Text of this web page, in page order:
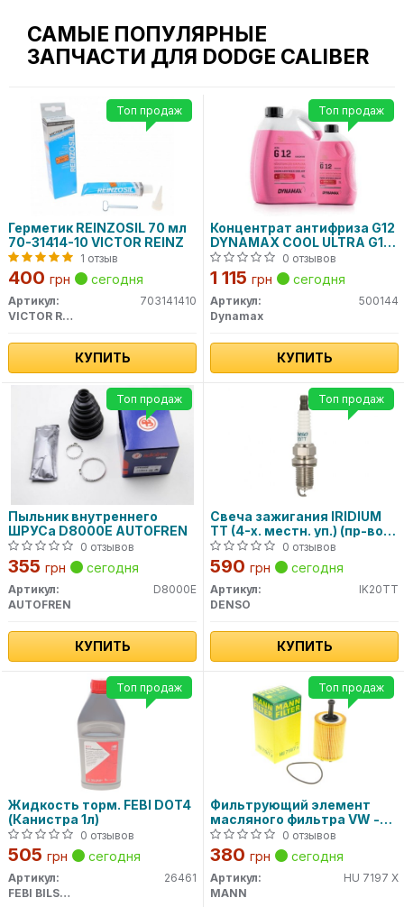
САМЫЕ ПОПУЛЯРНЫЕ
ЗАПЧАСТИ ДЛЯ DODGE CALIBER
Герметик REINZOSIL 70 мл
70-31414-10 VICTOR REINZ
1 отзыв
400 грн сегодня
Артикул:
703141410
VICTOR REINZ
КУПИТЬ
Топ продаж
Концентрат антифриза G12
DYNAMAX COOL ULTRA G12
(4L)
0 отзывов
1 115 грн сегодня
Артикул:
500144
Dynamax
КУПИТЬ
Топ продаж
Пыльник внутреннего
ШРУСа D8000E AUTOFREN
0 отзывов
355 грн сегодня
Артикул:
D8000E
AUTOFREN
КУПИТЬ
Топ продаж
Свеча зажигания IRIDIUM
TT (4-х. местн. уп.) (пр-во
DENSO)
0 отзывов
590 грн сегодня
Артикул:
IK20TT
DENSO
КУПИТЬ
Топ продаж
Жидкость торм. FEBI DOT4
(Канистра 1л)
0 отзывов
505 грн сегодня
Артикул:
26461
FEBI BILSTEIN
Топ продаж
Фильтрующий элемент
масляного фильтра VW -
TRANSPORTER T4, T5 HU
719/7 X MANN
0 отзывов
380 грн сегодня
Артикул:
HU 7197 X
MANN
Топ продаж